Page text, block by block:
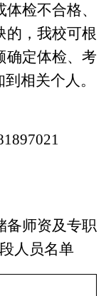
检不合格、
的，我校可根
确定体检、考
相关个人。
备师资及专职
人员名单